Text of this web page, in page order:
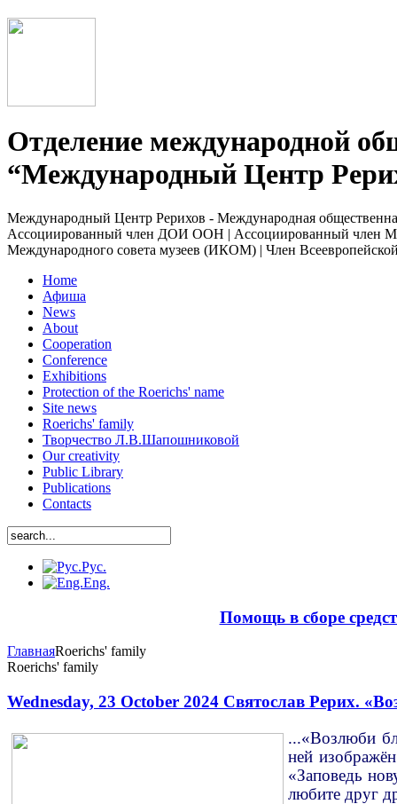
Отделение международной
“Международный Центр
Международный Центр Рерихов - Международная
Ассоциированный член ДОИ ООН | Ассоциированный член
Международного совета музеев (ИКОМ) | Член
Home
Афиша
News
About
Cooperation
Conference
Exhibitions
Protection of the Roerichs' name
Site news
Roerichs' family
Творчество Л.В.Шапошниковой
Our creativity
Public Library
Publications
Contacts
Рус.
Eng.
Помощь в сборе
ГлавнаяRoerichs' family
Roerichs' family
Wednesday, 23 October 2024 Святослав Рерих.
...«Возлюби
ней
«Заповедь
любите друг